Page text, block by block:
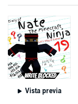
Vista previa